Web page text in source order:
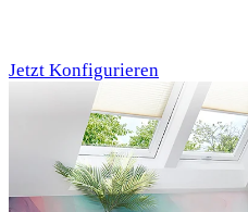
Jetzt Konfigurieren